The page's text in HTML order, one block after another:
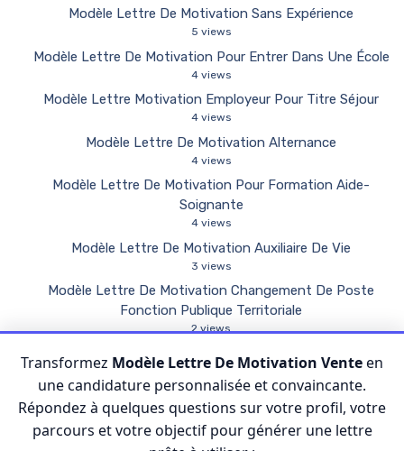
Modèle Lettre De Motivation Sans Expérience
5 views
Modèle Lettre De Motivation Pour Entrer Dans Une École
4 views
Modèle Lettre Motivation Employeur Pour Titre Séjour
4 views
Modèle Lettre De Motivation Alternance
4 views
Modèle Lettre De Motivation Pour Formation Aide-
Soignante
4 views
Modèle Lettre De Motivation Auxiliaire De Vie
3 views
Modèle Lettre De Motivation Changement De Poste
Fonction Publique Territoriale
2 views
Modèle Lettre De Motivation Police Nationale
2 views
Modèle Lettre Motivation École Privée Primaire
2 views
Transformez Modèle Lettre De Motivation Venteen
une candidature personnalisée et convaincante.
Répondez à quelques questions sur votre profil, votre
parcours et votre objectif pour générer une lettre